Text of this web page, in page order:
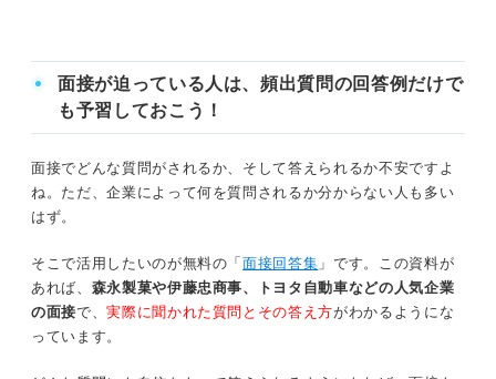
面接が迫っている人は、頻出質問の回答例だけで
も予習しておこう！
面接でどんな質問がされるか、そして答えられるか不安ですよ
ね。ただ、企業によって何を質問されるか分からない人も多い
はず。
そこで活用したいのが無料の「面接回答集 」です。この資料が
あれば、 森永製菓や伊藤忠商事、トヨタ自動車などの人気企業
の面接で、実際に聞かれた質問とその答え方がわかるようにな
っています。